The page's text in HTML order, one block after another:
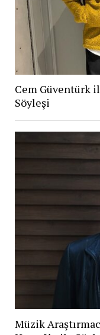
Cem Güventürk
Söyleşi
Müzik